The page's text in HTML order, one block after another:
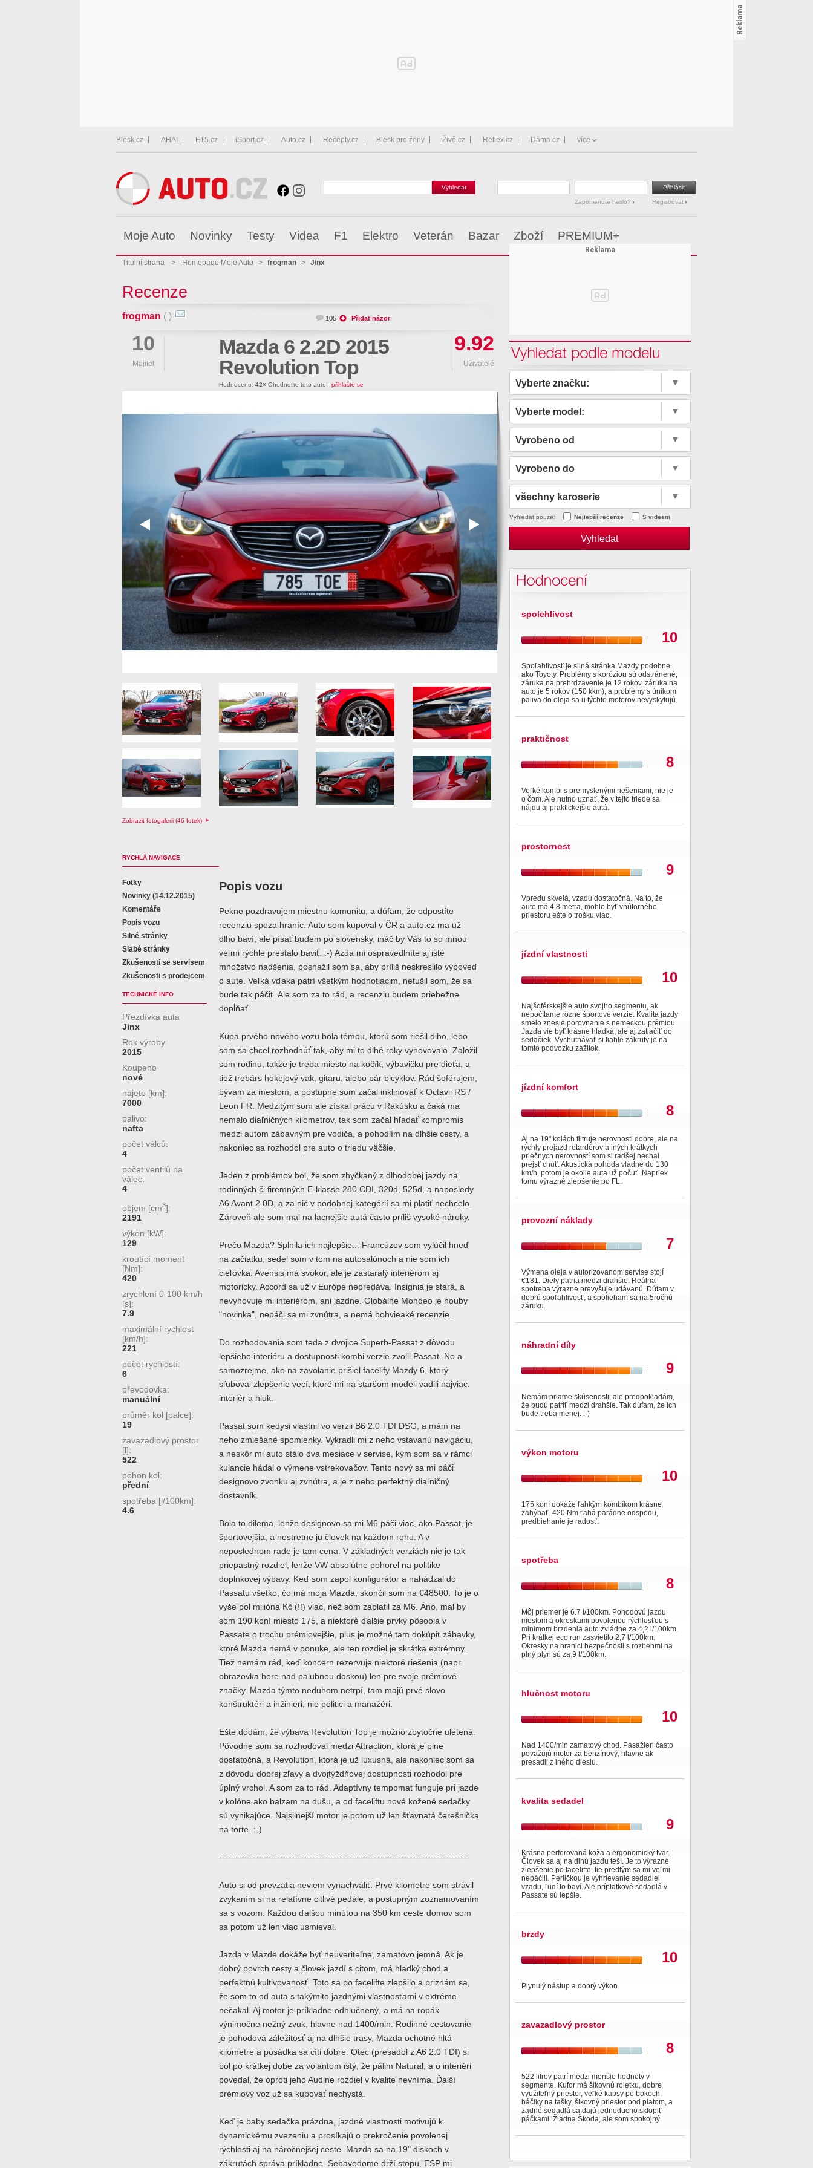
Blesk.cz AHA! E15.cz iSport.cz Auto.cz Recepty.cz Blesk pro ženy Živě.cz Reflex.cz Dáma.cz více
Zapomenuté heslo? Registrovat
Moje Auto Novinky Testy Videa F1 Elektro Veterán Bazar Zboží PREMIUM+
Titulní strana > Homepage Moje Auto > frogman > Jinx
Recenze
frogman ( ) 105 Přidat názor
10
Majitel
Mazda 6 2.2D 2015
Revolution Top
9.92
Uživatelé
Hodnoceno: 42× Ohodnoťte toto auto - přihlašte se
Zobrazit fotogalerii (46 fotek)
RYCHLÁ NAVIGACE
Fotky
Novinky (14.12.2015)
Komentáře
Popis vozu
Silné stránky
Slabé stránky
Zkušenosti se servisem
Zkušenosti s prodejcem
TECHNICKÉ INFO
Přezdívka auta
Jinx
Rok výroby
2015
Koupeno
nové
najeto [km]:
7000
palivo:
nafta
počet válců:
4
počet ventilů na
válec:
4
objem [cm3]:
2191
výkon [kW]:
129
kroutící moment
[Nm]:
420
zrychlení 0-100 km/h
[s]:
7.9
maximální rychlost
[km/h]:
221
počet rychlostí:
6
převodovka:
manuální
průměr kol [palce]:
19
zavazadlový prostor
[l]:
522
pohon kol:
přední
spotřeba [l/100km]:
4.6
Popis vozu
Pekne pozdravujem miestnu komunitu, a dúfam, že odpustíte
recenziu spoza hraníc. Auto som kupoval v ČR a auto.cz ma už
dlho baví, ale písať budem po slovensky, ináč by Vás to so mnou
veľmi rýchle prestalo baviť. :-) Azda mi ospravedlníte aj isté
množstvo nadšenia, posnažil som sa, aby príliš neskreslilo výpoveď
o aute. Veľká vďaka patrí všetkým hodnotiacim, netušil som, že sa
bude tak páčiť. Ale som za to rád, a recenziu budem priebežne
dopĺňať.
Kúpa prvého nového vozu bola témou, ktorú som riešil dlho, lebo
som sa chcel rozhodnúť tak, aby mi to dlhé roky vyhovovalo. Založil
som rodinu, takže je treba miesto na kočík, výbavičku pre dieťa, a
tiež trebárs hokejový vak, gitaru, alebo pár bicyklov. Rád šoférujem,
bývam za mestom, a postupne som začal inklinovať k Octavii RS /
Leon FR. Medzitým som ale získal prácu v Rakúsku a čaká ma
nemálo diaľničných kilometrov, tak som začal hľadať kompromis
medzi autom zábavným pre vodiča, a pohodlím na dlhšie cesty, a
nakoniec sa rozhodol pre auto o triedu väčšie.
Jeden z problémov bol, že som zhyčkaný z dlhodobej jazdy na
rodinných či firemných E-klasse 280 CDI, 320d, 525d, a naposledy
A6 Avant 2.0D, a za nič v podobnej kategórií sa mi platiť nechcelo.
Zároveň ale som mal na lacnejšie autá často príliš vysoké nároky.
Prečo Mazda? Splnila ich najlepšie... Francúzov som vylúčil hneď
na začiatku, sedel som v tom na autosalónoch a nie som ich
cieľovka. Avensis má svokor, ale je zastaralý interiérom aj
motoricky. Accord sa už v Európe nepredáva. Insignia je stará, a
nevyhovuje mi interiérom, ani jazdne. Globálne Mondeo je houby
"novinka", nepáči sa mi zvnútra, a nemá bohvieaké recenzie.
Do rozhodovania som teda z dvojice Superb-Passat z dôvodu
lepšieho interiéru a dostupnosti kombi verzie zvolil Passat. No a
samozrejme, ako na zavolanie prišiel facelify Mazdy 6, ktorý
sľuboval zlepšenie vecí, ktoré mi na staršom modeli vadili najviac:
interiér a hluk.
Passat som kedysi vlastnil vo verzii B6 2.0 TDI DSG, a mám na
neho zmiešané spomienky. Vykradli mi z neho vstavanú navigáciu,
a neskôr mi auto stálo dva mesiace v servise, kým som sa v rámci
kulancie hádal o výmene vstrekovačov. Tento nový sa mi páči
designovo zvonku aj zvnútra, a je z neho perfektný diaľničný
dostavník.
Bola to dilema, lenže designovo sa mi M6 páči viac, ako Passat, je
športovejšia, a nestretne ju človek na každom rohu. A v
neposlednom rade je tam cena. V základných verziách nie je tak
priepastný rozdiel, lenže VW absolútne pohorel na politike
doplnkovej výbavy. Keď som zapol konfigurátor a nahádzal do
Passatu všetko, čo má moja Mazda, skončil som na €48500. To je o
vyše pol milióna Kč (!!) viac, než som zaplatil za M6. Áno, mal by
som 190 koní miesto 175, a niektoré ďalšie prvky pôsobia v
Passate o trochu prémiovejšie, plus je možné tam dokúpiť zábavky,
ktoré Mazda nemá v ponuke, ale ten rozdiel je skrátka extrémny.
Tiež nemám rád, keď koncern rezervuje niektoré riešenia (napr.
obrazovka hore nad palubnou doskou) len pre svoje prémiové
značky. Mazda týmto neduhom netrpí, tam majú prvé slovo
konštruktéri a inžinieri, nie politici a manažéri.
Ešte dodám, že výbava Revolution Top je možno zbytočne uletená.
Pôvodne som sa rozhodoval medzi Attraction, ktorá je plne
dostatočná, a Revolution, ktorá je už luxusná, ale nakoniec som sa
z dôvodu dobrej zľavy a dvojtýždňovej dostupnosti rozhodol pre
úplný vrchol. A som za to rád. Adaptívny tempomat funguje pri jazde
v kolóne ako balzam na dušu, a od faceliftu nové kožené sedačky
sú vynikajúce. Najsilnejší motor je potom už len šťavnatá čerešnička
na torte. :-)
-----------------------------------------------------------------------------------
Auto si od prevzatia neviem vynachváliť. Prvé kilometre som strávil
zvykaním si na relatívne citlivé pedále, a postupným zoznamovaním
sa s vozom. Každou ďalšou minútou na 350 km ceste domov som
sa potom už len viac usmieval.
Jazda v Mazde dokáže byť neuveriteľne, zamatovo jemná. Ak je
dobrý povrch cesty a človek jazdí s citom, má hladký chod a
perfektnú kultivovanosť. Toto sa po facelifte zlepšilo a priznám sa,
že som to od auta s takýmito jazdnými vlastnosťami v extréme
nečakal. Aj motor je príkladne odhlučnený, a má na ropák
výnimočne nežný zvuk, hlavne nad 1400/min. Rodinné cestovanie
je pohodová záležitosť aj na dlhšie trasy, Mazda ochotné hltá
kilometre a posádka sa cíti dobre. Otec (presadol z A6 2.0 TDI) si
bol po krátkej dobe za volantom istý, že pálim Natural, a o interiéri
povedal, že oproti jeho Audine rozdiel v kvalite nevníma. Ďalší
prémiový voz už sa kupovať nechystá.
Keď je baby sedačka prázdna, jazdné vlastnosti motivujú k
dynamickému zvezeniu a prosíkajú o prekročenie povolenej
rýchlosti aj na náročnejšej ceste. Mazda sa na 19" diskoch v
zákrutách správa príkladne. Sebavedome drží stopu, ESP mi
Vyhledat podle modelu
Vyberte značku:
Vyberte model:
Vyrobeno od
Vyrobeno do
všechny karoserie
Vyhledat pouze: Nejlepší recenze S videem
Hodnocení
spolehlivost
10
Spoľahlivosť je silná stránka Mazdy podobne
ako Toyoty. Problémy s koróziou sú odstránené,
záruka na prehrdzavenie je 12 rokov, záruka na
auto je 5 rokov (150 kkm), a problémy s únikom
paliva do oleja sa u týchto motorov nevyskytujú.
praktičnost
8
Veľké kombi s premyslenými riešeniami, nie je
o čom. Ale nutno uznať, že v tejto triede sa
nájdu aj praktickejšie autá.
prostornost
9
Vpredu skvelá, vzadu dostatočná. Na to, že
auto má 4,8 metra, mohlo byť vnútorného
priestoru ešte o trošku viac.
jízdní vlastnosti
10
Najšoférskejšie auto svojho segmentu, ak
nepočítame rôzne športové verzie. Kvalita jazdy
smelo znesie porovnanie s nemeckou prémiou.
Jazda vie byť krásne hladká, ale aj zatlačiť do
sedačiek. Vychutnávať si tiahle zákruty je na
tomto podvozku zážitok.
jízdní komfort
8
Aj na 19" kolách filtruje nerovnosti dobre, ale na
rýchly prejazd retardérov a iných krátkych
priečnych nerovností som si radšej nechal
prejsť chuť. Akustická pohoda vládne do 130
km/h, potom je okolie auta už počuť. Napriek
tomu výrazné zlepšenie po FL.
provozní náklady
7
Výmena oleja v autorizovanom servise stojí
€181. Diely patria medzi drahšie. Reálna
spotreba výrazne prevyšuje udávanú. Dúfam v
dobrú spoľahlivosť, a spolieham sa na 5ročnú
záruku.
náhradní díly
9
Nemám priame skúsenosti, ale predpokladám,
že budú patriť medzi drahšie. Tak dúfam, že ich
bude treba menej. :-)
výkon motoru
10
175 koní dokáže ľahkým kombíkom krásne
zahýbať. 420 Nm ťahá parádne odspodu,
predbiehanie je radosť.
spotřeba
8
Môj priemer je 6.7 l/100km. Pohodovú jazdu
mestom a okreskami povolenou rýchlosťou s
minimom brzdenia auto zvládne za 4,2 l/100km.
Pri krátkej eco run zasvietilo 2,7 l/100km.
Okresky na hranici bezpečnosti s rozbehmi na
plný plyn sú za 9 l/100km.
hlučnost motoru
10
Nad 1400/min zamatový chod. Pasažieri často
považujú motor za benzínový, hlavne ak
presadli z iného dieslu.
kvalita sedadel
9
Krásna perforovaná koža a ergonomický tvar.
Človek sa aj na dlhú jazdu teší. Je to výrazné
zlepšenie po facelifte, tie predtým sa mi veľmi
nepáčili. Perličkou je vyhrievanie sedadiel
vzadu, ľudí to baví. Ale príplatkové sedadlá v
Passate sú lepšie.
brzdy
10
Plynulý nástup a dobrý výkon.
zavazadlový prostor
8
522 litrov patrí medzi menšie hodnoty v
segmente. Kufor má šikovnú roletku, dobre
využiteľný priestor, veľké kapsy po bokoch,
háčiky na tašky, šikovný priestor pod platom, a
zadné sedadlá sa dajú jednoducho sklopiť
páčkami. Žiadna Škoda, ale som spokojný.